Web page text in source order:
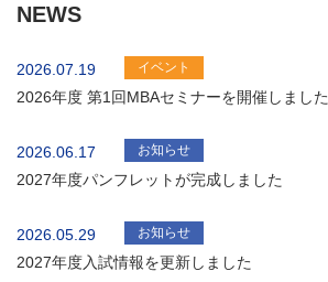
NEWS
2026.07.19 イベント
2026年度 第1回MBAセミナーを開催しました
2026.06.17 お知らせ
2027年度パンフレットが完成しました
2026.05.29 お知らせ
2027年度入試情報を更新しました